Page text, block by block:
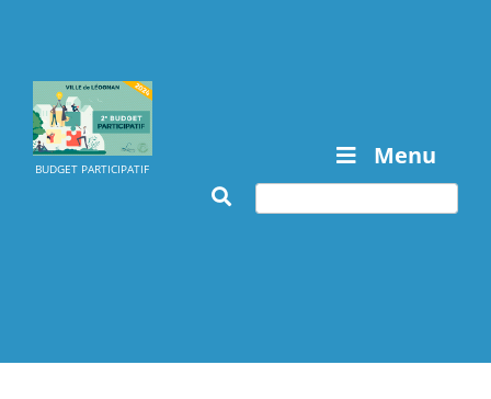
BUDGET PARTICIPATIF Menu